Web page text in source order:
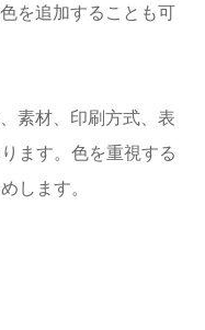
を追加することも可
素材、印刷方式、表
ます。色を重視する
します。